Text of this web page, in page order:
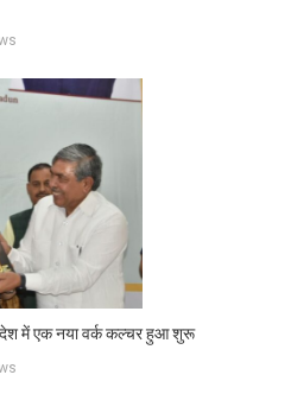
देश में एक नया वर्क कल्चर हुआ शुरू